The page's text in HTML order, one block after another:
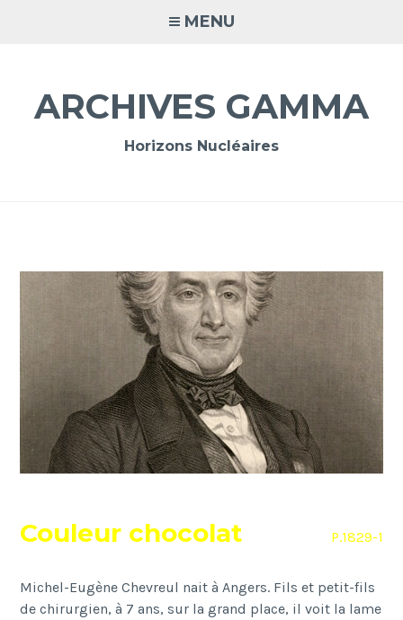
MENU
ARCHIVES GAMMA
Horizons Nucléaires
Couleur chocolat P.1829-1
Michel-Eugène Chevreul nait à Angers. Fils et petit-fils
de chirurgien, à 7 ans, sur la grand place, il voit la lame